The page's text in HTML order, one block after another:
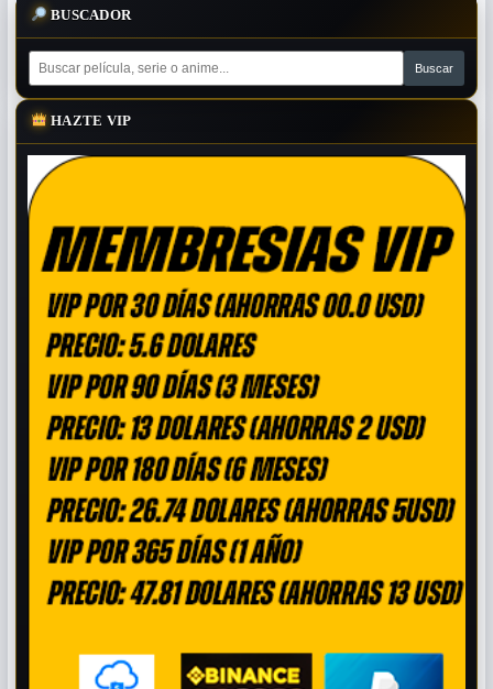
BUSCADOR
HAZTE VIP